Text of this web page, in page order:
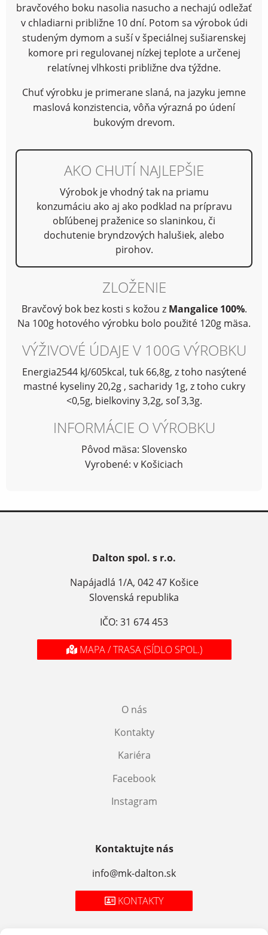
bravčového boku nasolia nasucho a nechajú odležať
v chladiarni približne 10 dní. Potom sa výrobok údi
studeným dymom a suší v špeciálnej sušiarenskej
komore pri regulovanej nízkej teplote a určenej
relatívnej vlhkosti približne dva týždne.
Chuť výrobku je primerane slaná, na jazyku jemne
maslová konzistencia, vôňa výrazná po údení
bukovým drevom.
AKO CHUTÍ NAJLEPŠIE
Výrobok je vhodný tak na priamu
konzumáciu ako aj ako podklad na prípravu
obľúbenej praženice so slaninkou, či
dochutenie bryndzových halušiek, alebo
pirohov.
ZLOŽENIE
Bravčový bok bez kosti s kožou z Mangalice 100%.
Na 100g hotového výrobku bolo použité 120g mäsa.
VÝŽIVOVÉ ÚDAJE V 100G VÝROBKU
Energia2544 kJ/605kcal, tuk 66,8g, z toho nasýtené
mastné kyseliny 20,2g , sacharidy 1g, z toho cukry
<0,5g, bielkoviny 3,2g, soľ 3,3g.
INFORMÁCIE O VÝROBKU
Pôvod mäsa: Slovensko
Vyrobené: v Košiciach
Dalton spol. s r.o.
Napájadlá 1/A, 042 47 Košice
Slovenská republika
IČO: 31 674 453
MAPA / TRASA (SÍDLO SPOL.)
O nás
Kontakty
Kariéra
Facebook
Instagram
Kontaktujte nás
info@mk-dalton.sk
KONTAKTY